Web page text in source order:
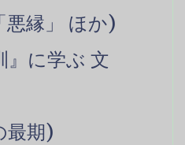
悪縁」 ほか)
』に学ぶ 文
最期)